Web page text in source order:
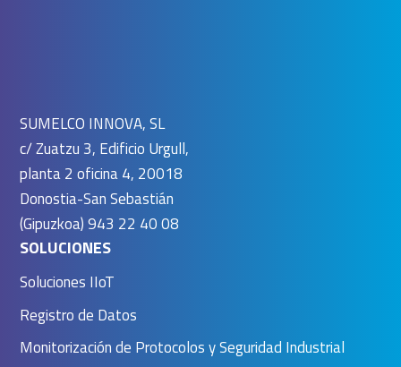
SUMELCO INNOVA, SL
c/ Zuatzu 3, Edificio Urgull,
planta 2 oficina 4, 20018
Donostia-San Sebastián
(Gipuzkoa) 943 22 40 08
SOLUCIONES
Soluciones IIoT
Registro de Datos
Monitorización de Protocolos y Seguridad Industrial